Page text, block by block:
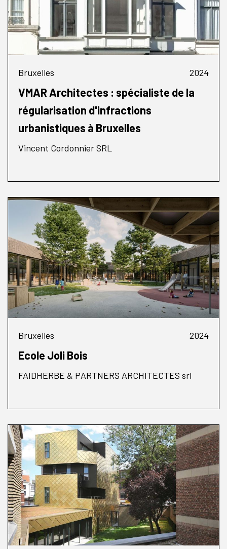
Bruxelles 2024
VMAR Architectes : spécialiste de la
régularisation d'infractions
urbanistiques à Bruxelles
Vincent Cordonnier SRL
Bruxelles 2024
Ecole Joli Bois
FAIDHERBE & PARTNERS ARCHITECTES srl